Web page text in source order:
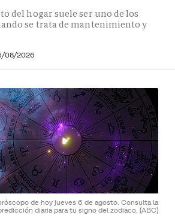
del hogar suele ser uno de los
se trata de mantenimiento y
08/2026
de hoy jueves 6 de agosto. Consulta la
diaria para tu signo del zodiaco. (ABC)